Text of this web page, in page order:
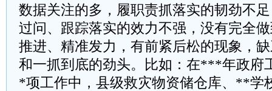
数据关注的多，履职责抓落实的韧劲不
过问、跟踪落实的效力不强，没有完全
推进、精准发力，有前紧后松的现象，
和一抓到底的劲头。比如：在***年政府
*项工作中，县级救灾物资储仓库、**学